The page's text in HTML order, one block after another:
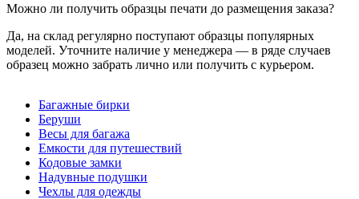
Можно ли получить образцы печати до размещения заказа?
Да, на склад регулярно поступают образцы популярных
моделей. Уточните наличие у менеджера — в ряде случаев
образец можно забрать лично или получить с курьером.
Багажные бирки
Беруши
Весы для багажа
Емкости для путешествий
Кодовые замки
Надувные подушки
Чехлы для одежды